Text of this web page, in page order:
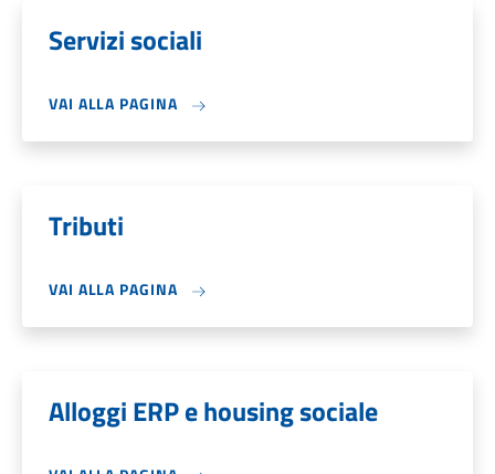
Servizi sociali
VAI ALLA PAGINA
Tributi
VAI ALLA PAGINA
Alloggi ERP e housing sociale